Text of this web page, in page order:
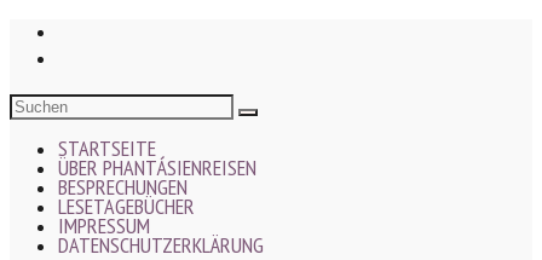
STARTSEITE
ÜBER PHANTÁSIENREISEN
BESPRECHUNGEN
LESETAGEBÜCHER
IMPRESSUM
DATENSCHUTZERKLÄRUNG